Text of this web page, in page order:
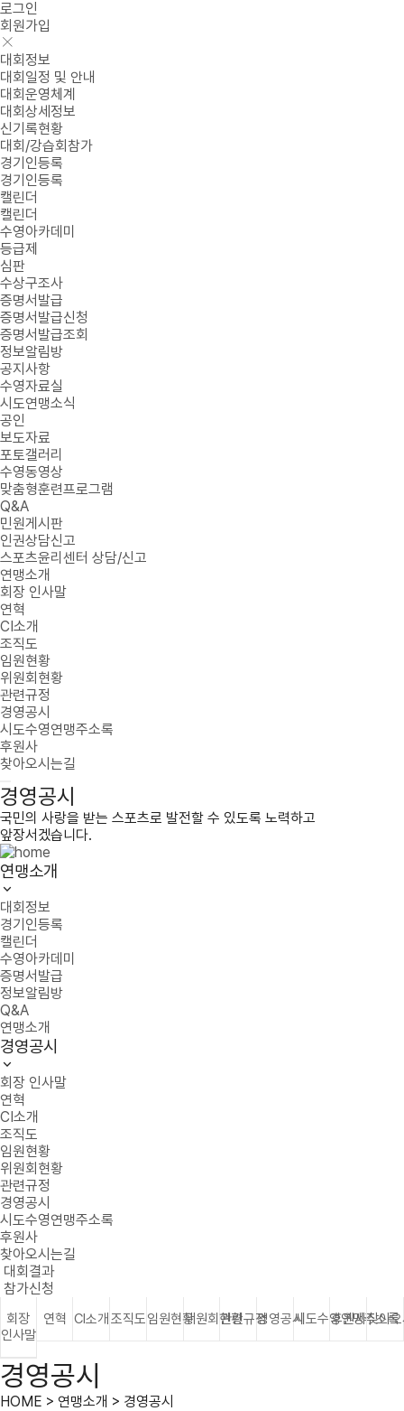
로그인
회원가입
대회정보
대회일정 및 안내
대회운영체계
대회상세정보
신기록현황
대회/강습회참가
경기인등록
경기인등록
캘린더
캘린더
수영아카데미
등급제
심판
수상구조사
증명서발급
증명서발급신청
증명서발급조회
정보알림방
공지사항
수영자료실
시도연맹소식
공인
보도자료
포토갤러리
수영동영상
맞춤형훈련프로그램
Q&A
민원게시판
인권상담신고
스포츠윤리센터 상담/신고
연맹소개
회장 인사말
연혁
CI소개
조직도
임원현황
위원회현황
관련규정
경영공시
시도수영연맹주소록
후원사
찾아오시는길
경영공시
국민의 사랑을 받는 스포츠로 발전할 수 있도록 노력하고
앞장서겠습니다.
연맹소개
대회정보
경기인등록
캘린더
수영아카데미
증명서발급
정보알림방
Q&A
연맹소개
경영공시
회장 인사말
연혁
CI소개
조직도
임원현황
위원회현황
관련규정
경영공시
시도수영연맹주소록
후원사
찾아오시는길
대회결과
참가신청
회장
인사말
연혁 CI소개 조직도임원현황위원회현황관련규정경영공시시도수영연맹주소록
후원사찾아
경영공시
HOME > 연맹소개 > 경영공시